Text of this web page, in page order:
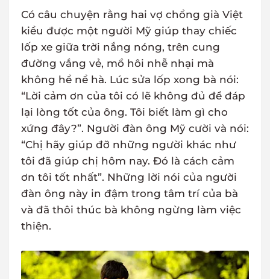
Có câu chuyện rằng hai vợ chồng già Việt
kiều được một người Mỹ giúp thay chiếc
lốp xe giữa trời nắng nóng, trên cung
đường vắng vẻ, mồ hôi nhễ nhại mà
không hề nề hà. Lúc sửa lốp xong bà nói:
“Lời cảm ơn của tôi có lẽ không đủ để đáp
lại lòng tốt của ông. Tôi biết làm gì cho
xứng đây?”. Người đàn ông Mỹ cười và nói:
“Chị hãy giúp đỡ những người khác như
tôi đã giúp chị hôm nay. Đó là cách cảm
ơn tôi tốt nhất”. Những lời nói của người
đàn ông này in đậm trong tâm trí của bà
và đã thôi thúc bà không ngừng làm việc
thiện.